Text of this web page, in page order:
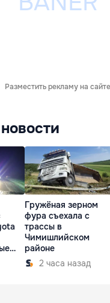
Разместить рекламу на сайте
Гружёная зерном
фура съехала с
трассы в
Чимишлийском
районе
2 часа назад